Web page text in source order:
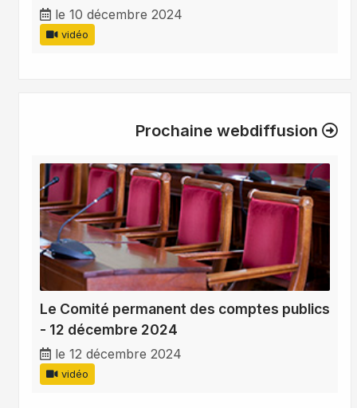
le 10 décembre 2024
vidéo
Prochaine webdiffusion
Le Comité permanent des comptes publics
- 12 décembre 2024
le 12 décembre 2024
vidéo